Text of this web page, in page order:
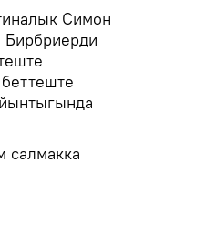
Симон
Бирбриерди
салмакка